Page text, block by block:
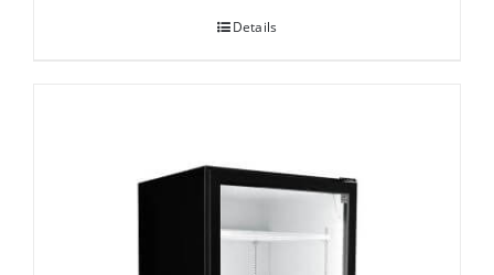
Details